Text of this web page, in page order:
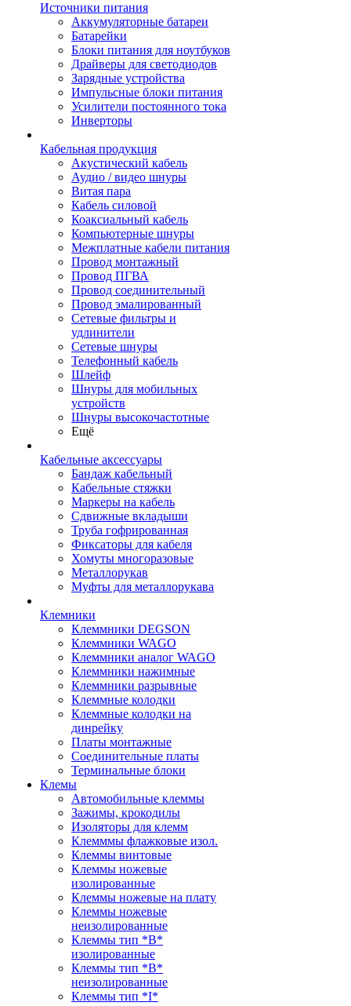
Источники питания
Аккумуляторные батареи
Батарейки
Блоки питания для ноутбуков
Драйверы для светодиодов
Зарядные устройства
Импульсные блоки питания
Усилители постоянного тока
Инверторы
Кабельная продукция
Акустический кабель
Аудио / видео шнуры
Витая пара
Кабель силовой
Коаксиальный кабель
Компьютерные шнуры
Межплатные кабели питания
Провод монтажный
Провод ПГВА
Провод соединительный
Провод эмалированный
Сетевые фильтры и
удлинители
Сетевые шнуры
Телефонный кабель
Шлейф
Шнуры для мобильных
устройств
Шнуры высокочастотные
Ещё
Кабельные аксессуары
Бандаж кабельный
Кабельные стяжки
Маркеры на кабель
Сдвижные вкладыши
Труба гофрированная
Фиксаторы для кабеля
Хомуты многоразовые
Металлорукав
Муфты для металлорукава
Клемники
Клеммники DEGSON
Клеммники WAGO
Клеммники аналог WAGO
Клеммники нажимные
Клеммники разрывные
Клеммные колодки
Клеммные колодки на
динрейку
Платы монтажные
Соединительные платы
Терминальные блоки
Клемы
Автомобильные клеммы
Зажимы, крокодилы
Изоляторы для клемм
Клемммы флажковые изол.
Клеммы винтовые
Клеммы ножевые
изолированные
Клеммы ножевые на плату
Клеммы ножевые
неизолированные
Клеммы тип *B*
изолированные
Клеммы тип *B*
неизолированные
Клеммы тип *I*